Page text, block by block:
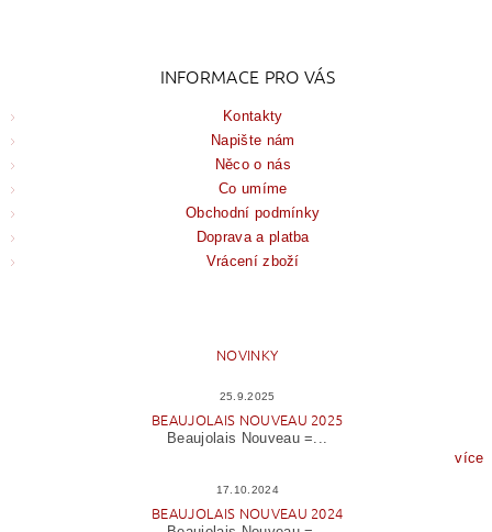
INFORMACE PRO VÁS
Kontakty
Napište nám
Něco o nás
Co umíme
Obchodní podmínky
Doprava a platba
Vrácení zboží
NOVINKY
25.9.2025
BEAUJOLAIS NOUVEAU 2025
Beaujolais Nouveau =...
více
17.10.2024
BEAUJOLAIS NOUVEAU 2024